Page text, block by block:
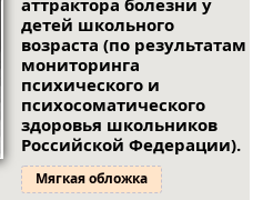
детей школьного
возраста (по результатам
мониторинга
психического и
психосоматического
здоровья школьников
Российской Федерации).
Мягкая обложка